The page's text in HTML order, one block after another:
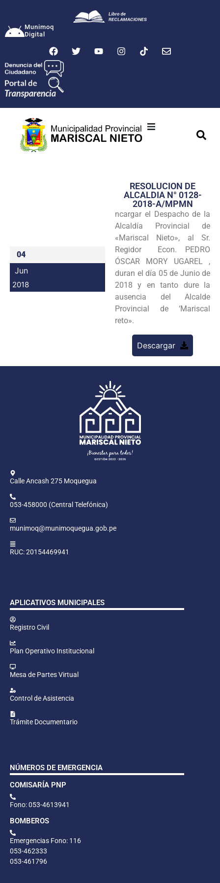
Munimoq
Digital
Transparencia
Seguridad
Programas
Intranet
04
Jun
2018
RESOLUCION DE
ALCALDIA N° 0128-
2018-A/MPMN
ncargar el Despacho de la
Alcaldía Provincial de
«Mariscal Nieto», al Sr.
Regidor Econ. PEDRO
ÓSCAR MORY UGAREL ,
duran el día 05 de Junio de
2018 y en tanto dure la
ausencia del Alcalde
Provincial de ‘Mariscal
reto».
Descargar
Calle Ancash 275 Moquegua
053-458000 (Central Telefónica)
munimoq@munimoquegua.gob.pe
RUC: 20154469941
APLICATIVOS MUNICIPALES
Registro Civil
Plan Operativo Institucional
Mesa de Partes Virtual
Control de Asistencia
Trámite Documentario
NÚMEROS DE EMERGENCIA
COMISARÍA PNP
Fono: 053-4613941
BOMBEROS
Emergencias Fono: 116
053-462333
053-461796